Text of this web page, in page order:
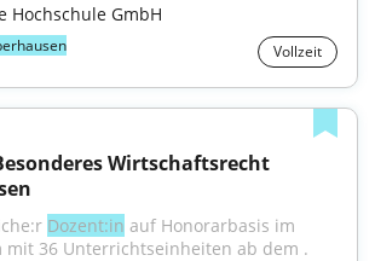
Hochschule GmbH
Vollzeit
Wirtschaftsrecht
Dozent:in auf Honorarbasis im
mit 36 Unterrichtseinheiten ab dem .